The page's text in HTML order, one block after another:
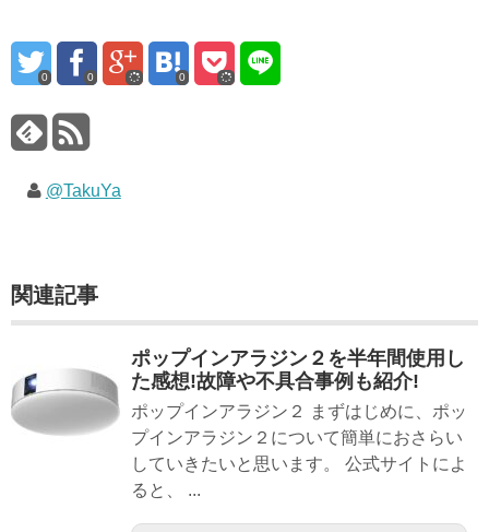
0 0 0
@TakuYa
関連記事
ポップインアラジン２を半年間使用し
た感想!故障や不具合事例も紹介!
ポップインアラジン２ まずはじめに、ポッ
プインアラジン２について簡単におさらい
していきたいと思います。 公式サイトによ
ると、 ...